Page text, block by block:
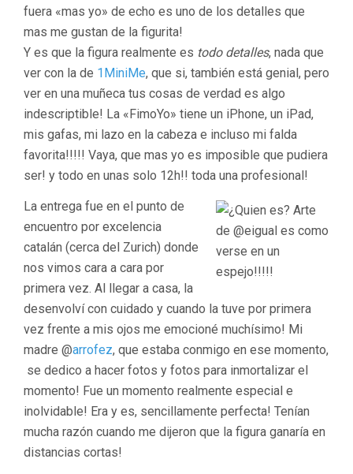
fuera «mas yo» de echo es uno de los detalles que
mas me gustan de la figurita!
Y es que la figura realmente es todo detalles, nada que
ver con la de 1MiniMe, que si, también está genial, pero
ver en una muñeca tus cosas de verdad es algo
indescriptible! La «FimoYo» tiene un iPhone, un iPad,
mis gafas, mi lazo en la cabeza e incluso mi falda
favorita!!!!! Vaya, que mas yo es imposible que pudiera
ser! y todo en unas solo 12h!! toda una profesional!
La entrega fue en el punto de
encuentro por excelencia
catalán (cerca del Zurich) donde
nos vimos cara a cara por
primera vez. Al llegar a casa, la
desenvolví con cuidado y cuando la tuve por primera
vez frente a mis ojos me emocioné muchísimo! Mi
madre @arrofez, que estaba conmigo en ese momento,
se dedico a hacer fotos y fotos para inmortalizar el
momento! Fue un momento realmente especial e
inolvidable! Era y es, sencillamente perfecta! Tenían
mucha razón cuando me dijeron que la figura ganaría en
distancias cortas!